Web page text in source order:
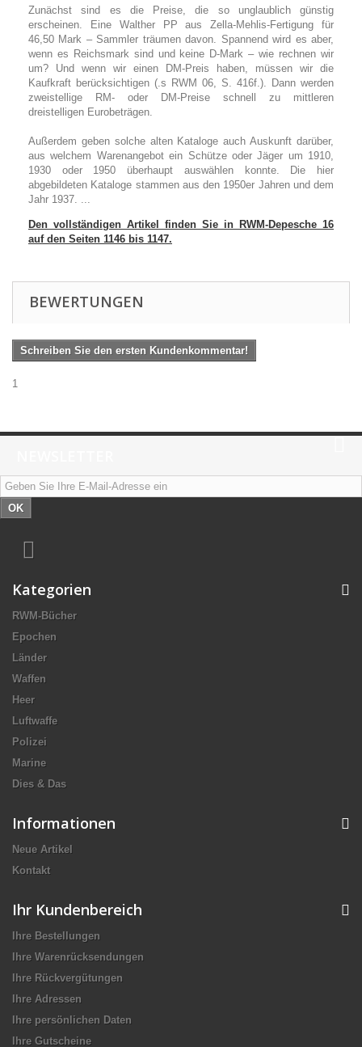
Zunächst sind es die Preise, die so unglaublich günstig
erscheinen. Eine Walther PP aus Zella-Mehlis-Fertigung für
46,50 Mark – Sammler träumen davon. Spannend wird es aber,
wenn es Reichsmark sind und keine D-Mark – wie rechnen wir
um? Und wenn wir einen DM-Preis haben, müssen wir die
Kaufkraft berücksichtigen (.s RWM 06, S. 416f.). Dann werden
zweistellige RM- oder DM-Preise schnell zu mittleren
dreistelligen Eurobeträgen.
Außerdem geben solche alten Kataloge auch Auskunft darüber,
aus welchem Warenangebot ein Schütze oder Jäger um 1910,
1930 oder 1950 überhaupt auswählen konnte. Die hier
abgebildeten Kataloge stammen aus den 1950er Jahren und dem
Jahr 1937. ...
Den vollständigen Artikel finden Sie in RWM-Depesche 16
auf den Seiten 1146 bis 1147.
BEWERTUNGEN
Schreiben Sie den ersten Kundenkommentar!
1
OK
Kategorien
RWM-Bücher
Epochen
Länder
Waffen
Heer
Luftwaffe
Polizei
Marine
Dies & Das
Informationen
Neue Artikel
Kontakt
Ihr Kundenbereich
Ihre Bestellungen
Ihre Warenrücksendungen
Ihre Rückvergütungen
Ihre Adressen
Ihre persönlichen Daten
Ihre Gutscheine